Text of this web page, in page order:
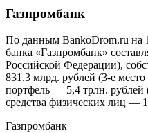
Газпромбанк
По данным BankoDrom.ru на
банка «Газпромбанк»
Российской Федерации),
831,3 млрд. рублей (3-е
портфель — 5,4 трлн. рублей
средства физических лиц —
Газпромбанк